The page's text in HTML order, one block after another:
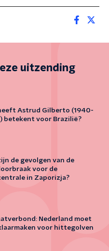
uitzending
Astrud Gilberto (1940-
betekent voor Brazilië?
de gevolgen van de
voor de
in Zaporizja?
Nederland moet
voor hittegolven